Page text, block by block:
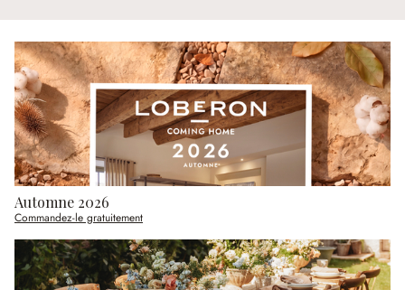
Automne 2026
Commandez-le gratuitement